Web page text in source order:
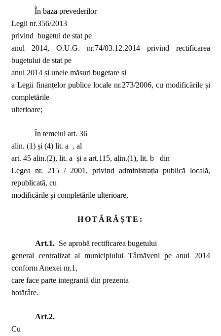
În baza prevederilor
Legii nr.356/2013
privind bugetul de stat pe
anul 2014, O.U.G. nr.74/03.12.2014 privind rectificarea
bugetului de stat pe
anul 2014 și unele măsuri bugetare și
a Legii finanțelor publice locale nr.273/2006, cu modificările și
completările
ulterioare;
În temeiul art. 36
alin. (1) și (4) lit. a  , al
art. 45 alin.(2), lit. a  și a art.115, alin.(1), lit. b 
din
Legea nr. 215 / 2001, privind administrația publică locală,
republicată, cu
modificările și completările ulterioare,
HOTĂRĂȘTE:
Art.1. Se aprobă rectificarea bugetului
general centralizat al municipiului Târnăveni pe anul 2014
conform Anexei nr.1,
care face parte integrantă din prezenta
hotărâre.
Art.2.
Cu